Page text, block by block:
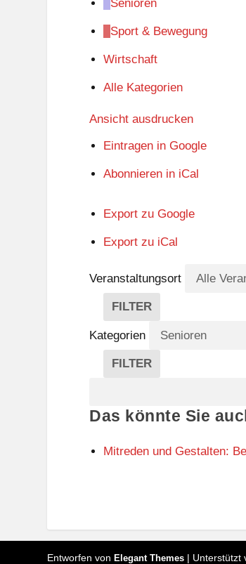
Senioren
Sport & Bewegung
Wirtschaft
Alle Kategorien
Ansicht ausdrucken
Eintragen in Google
Abonnieren in iCal
Export zu Google
Export zu iCal
Veranstaltungsort
FILTER
V
E
R
A
A
T
R
T
E
Kategorien
FILTER
E
O
Das könnte Sie
Mitreden und Gestalten:
Entworfen vonElegant Themes | Unterstützt